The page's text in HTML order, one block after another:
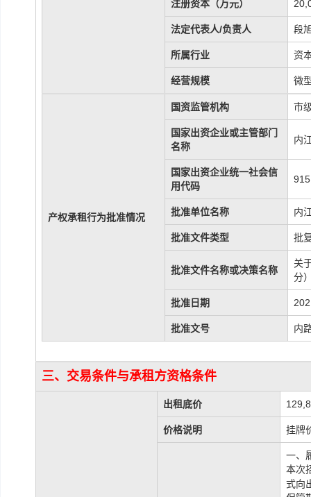
注册资本（万元）
法定代表人/负责人 段
所属行业 资
经营规模 微
产权承租行为批准情况
国资监管机构 市
国家出资企业或主管部门
名称
内
国家出资企业统一社会信
用代码
批准单位名称 内
批准文件类型 批
批准文件名称或决策名称
关
分
批准日期
批准文号 内
三、交易条件与承租方资格条件
出租底价
价格说明 挂牌
一、
本次
式向